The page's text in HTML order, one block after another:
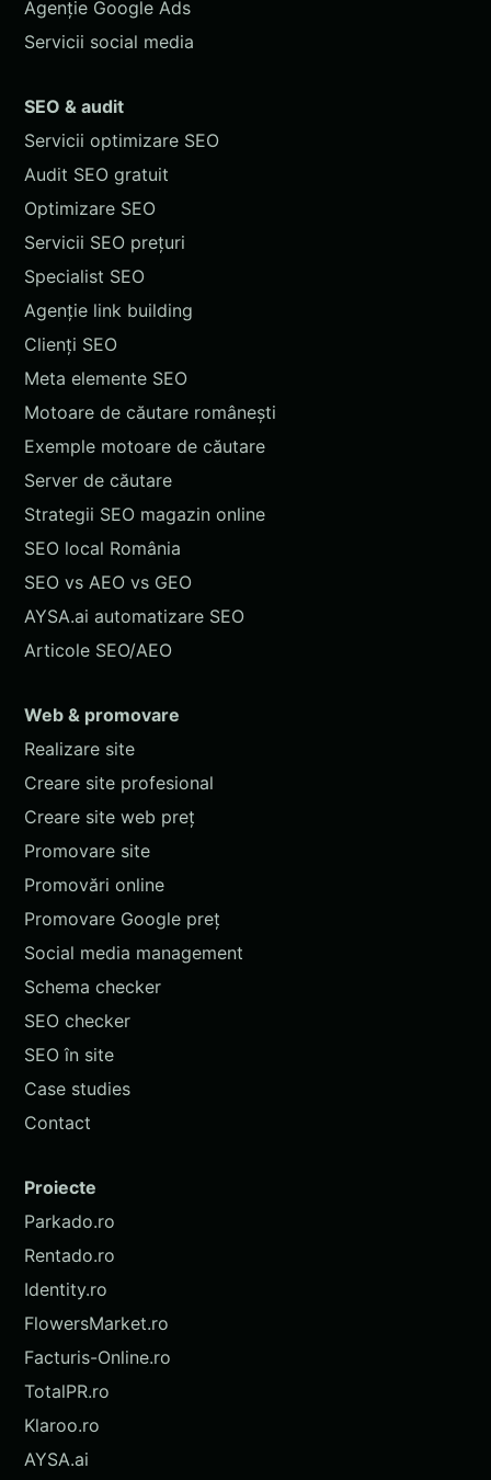
Agenție Google Ads
Servicii social media
SEO & audit
Servicii optimizare SEO
Audit SEO gratuit
Optimizare SEO
Servicii SEO prețuri
Specialist SEO
Agenție link building
Clienți SEO
Meta elemente SEO
Motoare de căutare românești
Exemple motoare de căutare
Server de căutare
Strategii SEO magazin online
SEO local România
SEO vs AEO vs GEO
AYSA.ai automatizare SEO
Articole SEO/AEO
Web & promovare
Realizare site
Creare site profesional
Creare site web preț
Promovare site
Promovări online
Promovare Google preț
Social media management
Schema checker
SEO checker
SEO în site
Case studies
Contact
Proiecte
Parkado.ro
Rentado.ro
Identity.ro
FlowersMarket.ro
Facturis-Online.ro
TotalPR.ro
Klaroo.ro
AYSA.ai